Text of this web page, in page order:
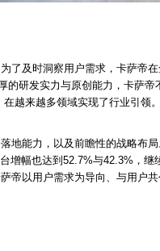
了及时洞察用户需求，卡萨帝
的研发实力与原创能力，卡萨帝
越来越多领域实现了行业引领。
地能力，以及前瞻性的战略布
增幅也达到52.7%与42.3%，继
帝以用户需求为导向、与用户